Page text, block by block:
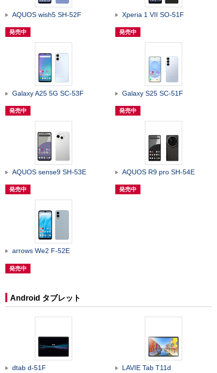
AQUOS wish5 SH-52F
発売中
Xperia 1 VII SO-51F
発売中
Galaxy A25 5G SC-53F
発売中
Galaxy S25 SC-51F
発売中
AQUOS sense9 SH-53E
発売中
AQUOS R9 pro SH-54E
発売中
arrows We2 F-52E
発売中
Android タブレット
dtab d-51F LAVIE Tab T11d